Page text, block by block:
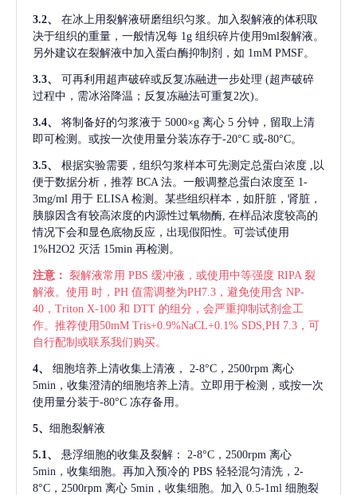
3.2、
在冰上用裂解液研磨组织匀浆。加入裂解液的体积取
决于组织的重量，一般情况每 1g 组织碎片使用9ml裂解液。
另外建议在裂解液中加入蛋白酶抑制剂，如 1mM PMSF。
3.3、 可再利用超声破碎或反复冻融进一步处理 (超声破碎
过程中，需冰浴降温；反复冻融法可重复2次)。
3.4、 将制备好的匀浆液于 5000×g 离心 5 分钟，留取上清
即可检测。或按一次使用量分装冻存于-20°C 或-80°C。
3.5、 根据实验需要，组织匀浆样本可先测定总蛋白浓度
,以
便于数据分析，推荐 BCA 法。一般调整总蛋白浓度至 1-
3mg/ml 用于 ELISA 检测。某些组织样本，如肝脏，肾脏，
胰腺因含有较高浓度的内源性过氧物酶, 在样品浓度较高的
情况下会和显色底物反应，出现假阳性。可尝试使用
1%H2O2 灭活 15min 再检测。
注意： 裂解液常用 PBS 缓冲液，或使用中等强度 RIPA 裂
解液。使用 时，PH 值需调整为PH7.3，避免使用含 NP-
40，Triton X-100 和 DTT 的组分，会严重抑制试剂盒工
作。推荐使用50mM Tris+0.9%NaCL+0.1% SDS,PH 7.3，可
自行配制或联系我们购买。
4、 细胞培养上清收集上清液，
2-8°C，2500rpm 离心
5min，收集澄清的细胞培养上清。立即用于检测，或按一次
使用量分装于-80°C 冻存备用。
5、 细胞裂解液
5.1、 悬浮细胞的收集及裂解：
2-8°C，2500rpm 离心
5min，收集细胞。再加入预冷的 PBS 轻轻混匀清洗，2-
8°C，2500rpm 离心 5min，收集细胞。加入 0.5-1ml 细胞裂